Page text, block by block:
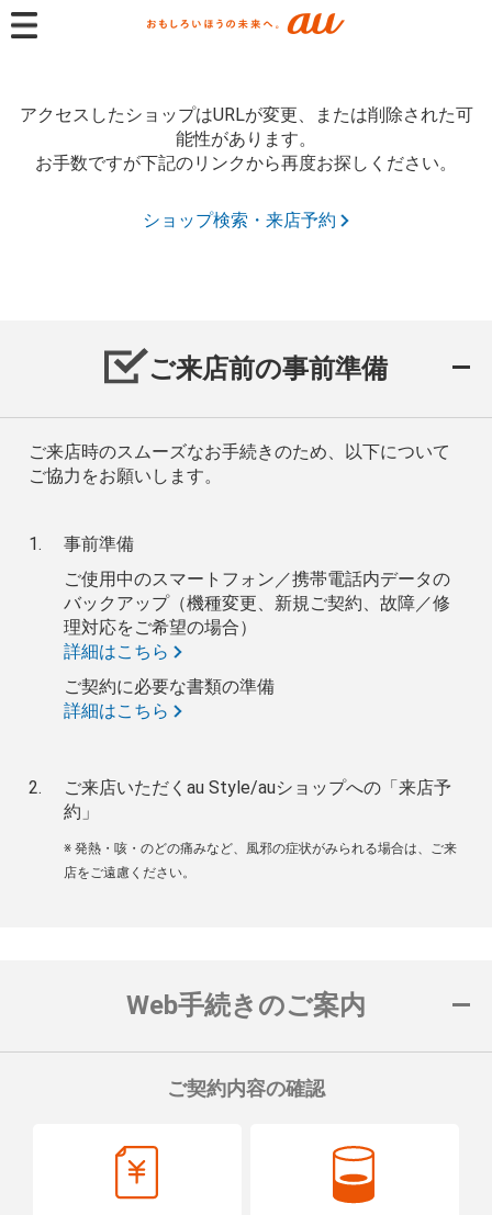
アクセスしたショップはURLが変更、または削除された可
能性があります。
お手数ですが下記のリンクから再度お探しください。
ショップ検索・来店予約
ご来店前の事前準備
ご来店時のスムーズなお手続きのため、以下について
ご協力をお願いします。
事前準備
ご使用中のスマートフォン／携帯電話内データの
バックアップ（機種変更、新規ご契約、故障／修
理対応をご希望の場合）
詳細はこちら
ご契約に必要な書類の準備
詳細はこちら
ご来店いただくau Style/auショップへの「来店予
約」
※ 発熱・咳・のどの痛みなど、風邪の症状がみられる場合は、ご来
店をご遠慮ください。
Web手続きのご案内
ご契約内容の確認